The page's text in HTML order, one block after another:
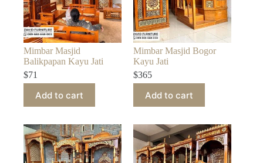
Mimbar Masjid
Balikpapan Kayu Jati
$71
Add to cart
Mimbar Masjid Bogor
Kayu Jati
$365
Add to cart